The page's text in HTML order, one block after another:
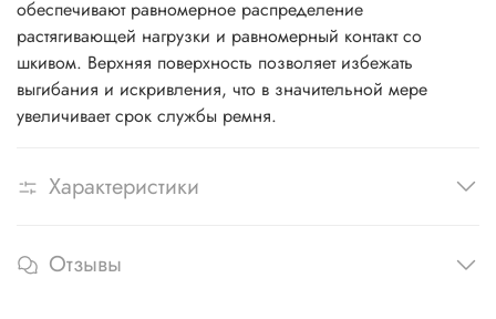
обеспечивают равномерное распределение
растягивающей нагрузки и равномерный контакт со
шкивом. Верхняя поверхность позволяет избежать
выгибания и искривления, что в значительной мере
увеличивает срок службы ремня.
Характеристики
Отзывы